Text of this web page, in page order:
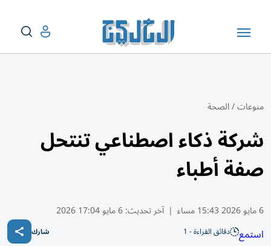
منوعات/الصحة
شركة ذكاء اصطناعي تنتحل
صفة أطباء
6 مايو 2026 15:43 مساء | آخر تحديث:6 مايو 17:04 2026
استمع دقائق القراءة - 1 شارك